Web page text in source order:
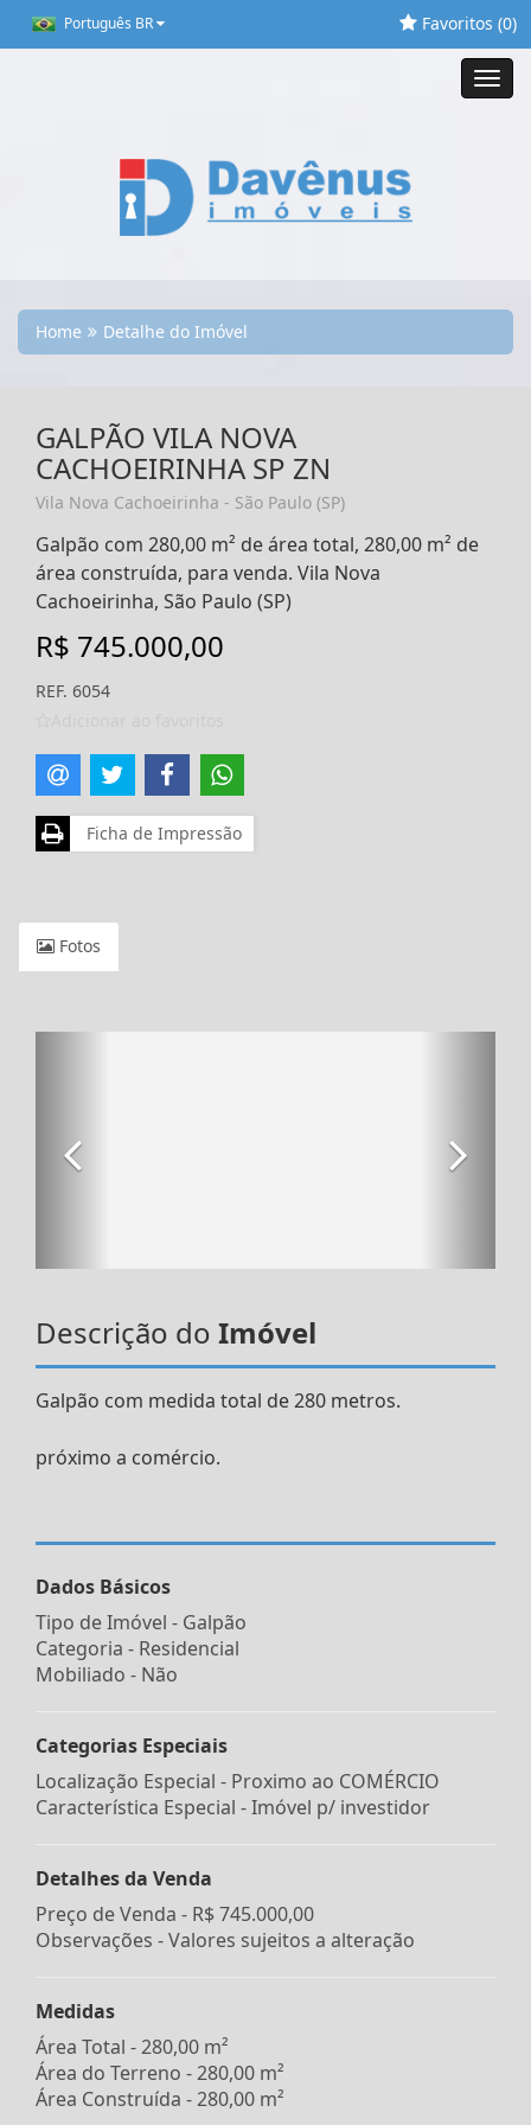
Português BR Favoritos (0)
Home Detalhe do Imóvel
GALPÃO VILA NOVA
CACHOEIRINHA SP ZN
Vila Nova Cachoeirinha - São Paulo (SP)
Galpão com 280,00 m² de área total, 280,00 m² de
área construída, para venda. Vila Nova
Cachoeirinha, São Paulo (SP)
R$ 745.000,00
REF. 6054
Ficha de Impressão
Fotos
Descrição do Imóvel
Galpão com medida total de 280 metros.
próximo a comércio.
Dados Básicos
Tipo de Imóvel - Galpão
Categoria - Residencial
Mobiliado - Não
Categorias Especiais
Localização Especial - Proximo ao COMÉRCIO
Característica Especial - Imóvel p/ investidor
Detalhes da Venda
Preço de Venda - R$ 745.000,00
Observações - Valores sujeitos a alteração
Medidas
Área Total - 280,00 m²
Área do Terreno - 280,00 m²
Área Construída - 280,00 m²